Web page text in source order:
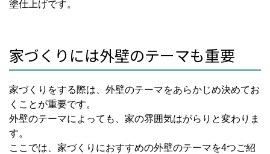
塗仕上げです。
家づくりには外壁のテーマも重要
家づくりをする際は、外壁のテーマをあらかじめ決めてお
くことが重要です。
外壁のテーマによっても、家の雰囲気はがらりと変わりま
す。
ここでは、家づくりにおすすめの外壁のテーマを4つご紹